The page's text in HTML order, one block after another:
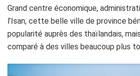
Grand centre économique,
l’Isan, cette belle ville de province
popularité auprès des thaïlandais,
comparé à des villes beaucoup plus